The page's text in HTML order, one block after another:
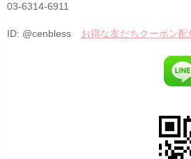
03-6314-6911
ID: @cenbless お得な友だちクーポン